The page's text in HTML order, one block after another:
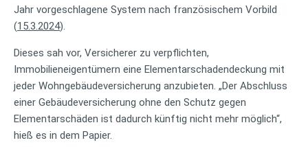
Jahr vorgeschlagene System nach französischem Vorbild
(15.3.2024).
Dieses sah vor, Versicherer zu verpflichten,
Immobilieneigentümern eine Elementarschadendeckung mit
jeder Wohngebäudeversicherung anzubieten. „Der Abschluss
einer Gebäudeversicherung ohne den Schutz gegen
Elementarschäden ist dadurch künftig nicht mehr möglich“,
hieß es in dem Papier.